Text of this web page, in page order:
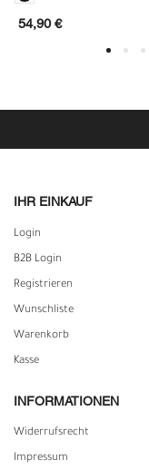
54,90 €
IHR EINKAUF
Login
B2B Login
Registrieren
Wunschliste
Warenkorb
Kasse
INFORMATIONEN
Widerrufs­recht
Impressum